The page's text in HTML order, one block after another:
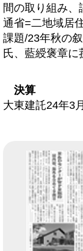
間の取り組み
通省=二地域居
課題/23年秋の
氏、藍綬褒章に
決算
大東建託24年3